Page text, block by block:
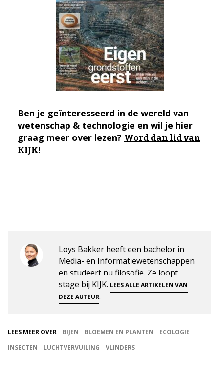
Ben je geïnteresseerd in de wereld van
wetenschap & technologie en wil je hier
graag meer over lezen? Word dan lid van
KIJK!
Loys Bakker heeft een bachelor in
Media- en Informatiewetenschappen
en studeert nu filosofie. Ze loopt
stage bij KIJK. LEES ALLE ARTIKELEN VAN
DEZE AUTEUR.
LEES MEER OVER BIJEN BLOEMEN EN PLANTEN
ECOLOGIE
INSECTEN
LUCHTVERVUILING VLINDERS